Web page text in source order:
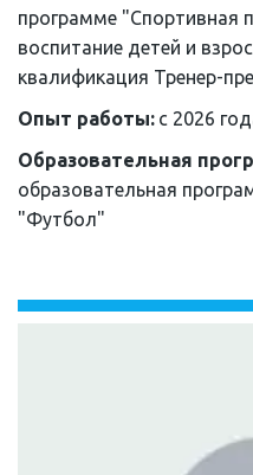
программе "Спортивная
воспитание детей и
квалификация Тренер-
Опыт работы: с 2026
Образовательная
образовательная
"Футбол"